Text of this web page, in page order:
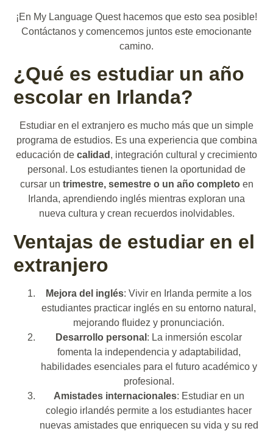
¡En My Language Quest hacemos que esto sea posible!
Contáctanos y comencemos juntos este emocionante
camino.
¿Qué es estudiar un año
escolar en Irlanda?
Estudiar en el extranjero es mucho más que un simple
programa de estudios. Es una experiencia que combina
educación de calidad , integración cultural y crecimiento
personal. Los estudiantes tienen la oportunidad de
cursar un trimestre, semestre o un año completoen
Irlanda, aprendiendo inglés mientras exploran una
nueva cultura y crean recuerdos inolvidables.
Ventajas de estudiar en el
extranjero
Mejora del inglés: Vivir en Irlanda permite a los
estudiantes practicar inglés en su entorno natural,
mejorando fluidez y pronunciación.
Desarrollo personal : La inmersión escolar
fomenta la independencia y adaptabilidad,
habilidades esenciales para el futuro académico y
profesional.
Amistades internacionales: Estudiar en un
colegio irlandés permite a los estudiantes hacer
nuevas amistades que enriquecen su vida y su red